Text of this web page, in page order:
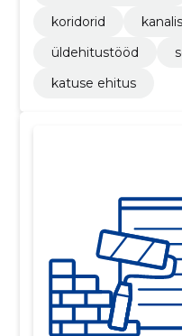
koridorid
üldehitustööd
katuse ehitus